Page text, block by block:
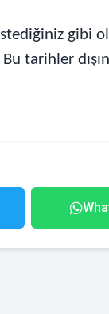
gibi
tarihler